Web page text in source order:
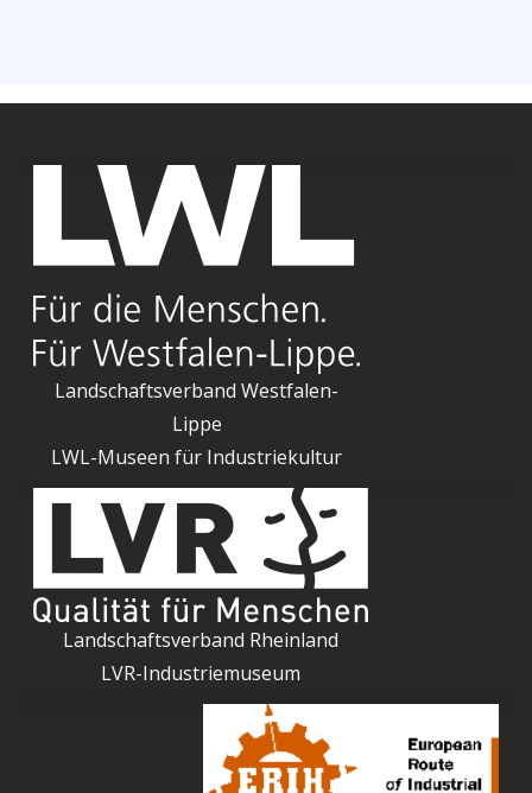
Landschaftsverband Westfalen-
Lippe
LWL-Museen für Industriekultur
Landschaftsverband Rheinland
LVR-Industriemuseum